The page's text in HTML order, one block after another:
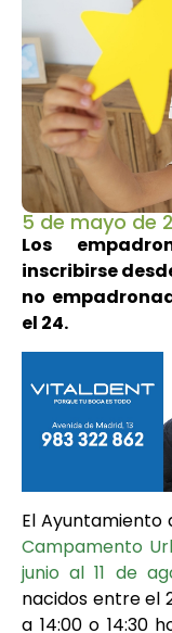
5 de mayo de
Los
inscribirse
no
el 24.
El Ayuntamiento
Campamento
junio al 11 de
nacidos entre el
a 14:00 o 14:30